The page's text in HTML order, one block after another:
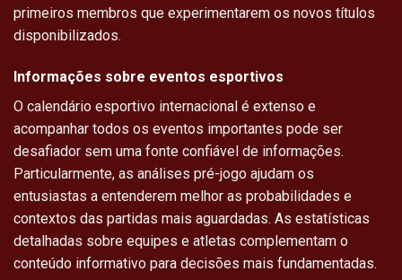
primeiros membros que experimentarem os novos títulos
disponibilizados.
Informações sobre eventos esportivos
O calendário esportivo internacional é extenso e
acompanhar todos os eventos importantes pode ser
desafiador sem uma fonte confiável de informações.
Particularmente, as análises pré-jogo ajudam os
entusiastas a entenderem melhor as probabilidades e
contextos das partidas mais aguardadas. As estatísticas
detalhadas sobre equipes e atletas complementam o
conteúdo informativo para decisões mais fundamentadas.